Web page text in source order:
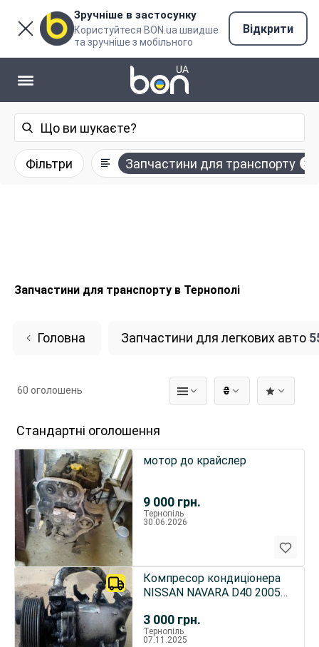
Зручніше в застосунку
Користуйтеся BON.ua швидше
та зручніше з мобільного
Відкрити
Фільтри Запчастини для транспорту
Запчастини для транспорту в Тернополі
Головна Запчастини для легкових авто
₴
60 оголошень
Стандартні оголошення
9 000 грн.
мотор до крайслер
Тернопіль
30.06.2026
3 000 грн.
Компресор кондиціонера
NISSAN NAVARA D40 2005-
Тернопіль
07.11.2025